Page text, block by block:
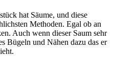
hat Säume, und diese
Methoden. Egal ob an
Auch wenn dieser Saum sehr
Bügeln und Nähen dazu das er